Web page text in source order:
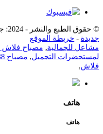
© حقوق الطبع والنشر - 2024: جميع الحقوق محفوظة.
جديدة - خريطة الموقع
مشاعل للجمالية, مصباح فلاش
لمستحضرات التجميل, مصباح LED Par38
فلاش,
هاتف
هاتف